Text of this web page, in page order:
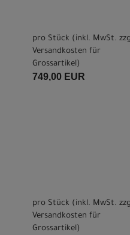
pro Stück (inkl. MwSt.
Versandkosten für
Grossartikel )
749,00 EUR
pro Stück (inkl. MwSt.
Versandkosten für
Grossartikel )